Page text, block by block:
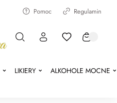
Pomoc Regulamin
LIKIERY ALKOHOLE MOCNE